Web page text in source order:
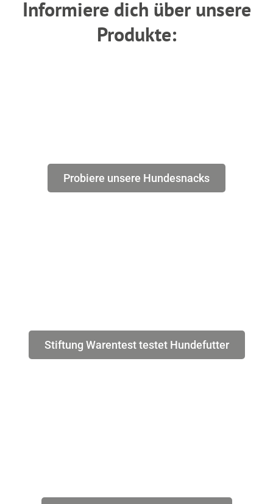
Informiere dich über unsere
Produkte:
Probiere unsere Hundesnacks
Stiftung Warentest testet Hundefutter